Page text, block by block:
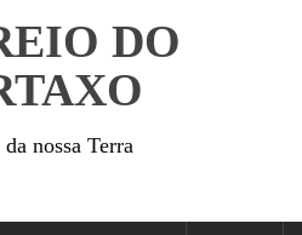
DO
nossa Terra